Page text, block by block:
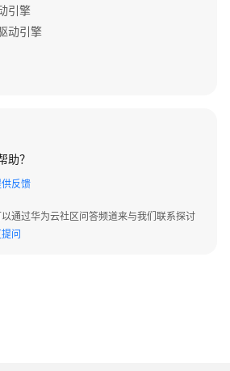
引擎
动引擎
助？
反馈
通过华为云社区问答频道来与我们联系探讨
问